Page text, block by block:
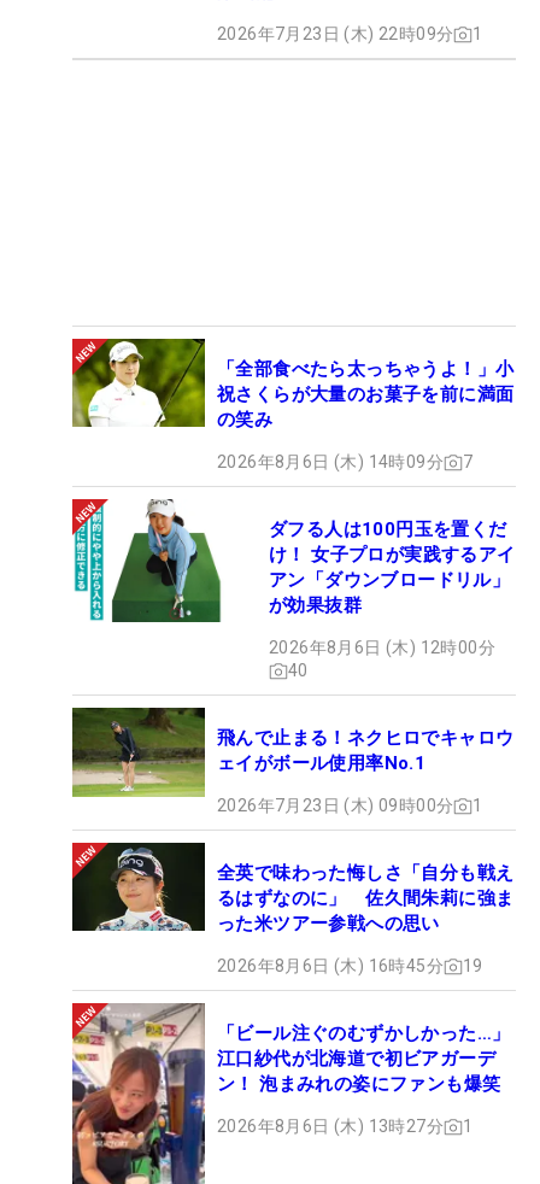
2026年7月23日 (木) 22時09分 1
「全部食べたら太っちゃうよ！」小
祝さくらが大量のお菓子を前に満面
の笑み
2026年8月6日 (木) 14時09分 7
ダフる人は100円玉を置くだ
け！ 女子プロが実践するアイ
アン「ダウンブロードリル」
が効果抜群
2026年8月6日 (木) 12時00分
40
飛んで止まる！ネクヒロでキャロウ
ェイがボール使用率No.1
2026年7月23日 (木) 09時00分 1
全英で味わった悔しさ「自分も戦え
るはずなのに」 佐久間朱莉に強ま
った米ツアー参戦への思い
2026年8月6日 (木) 16時45分 19
「ビール注ぐのむずかしかった…」
江口紗代が北海道で初ビアガーデ
ン！ 泡まみれの姿にファンも爆笑
2026年8月6日 (木) 13時27分 1